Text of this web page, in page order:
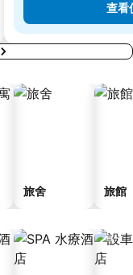
查看
旅舍 旅館